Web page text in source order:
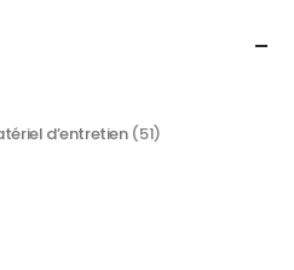
d’entretien (51)